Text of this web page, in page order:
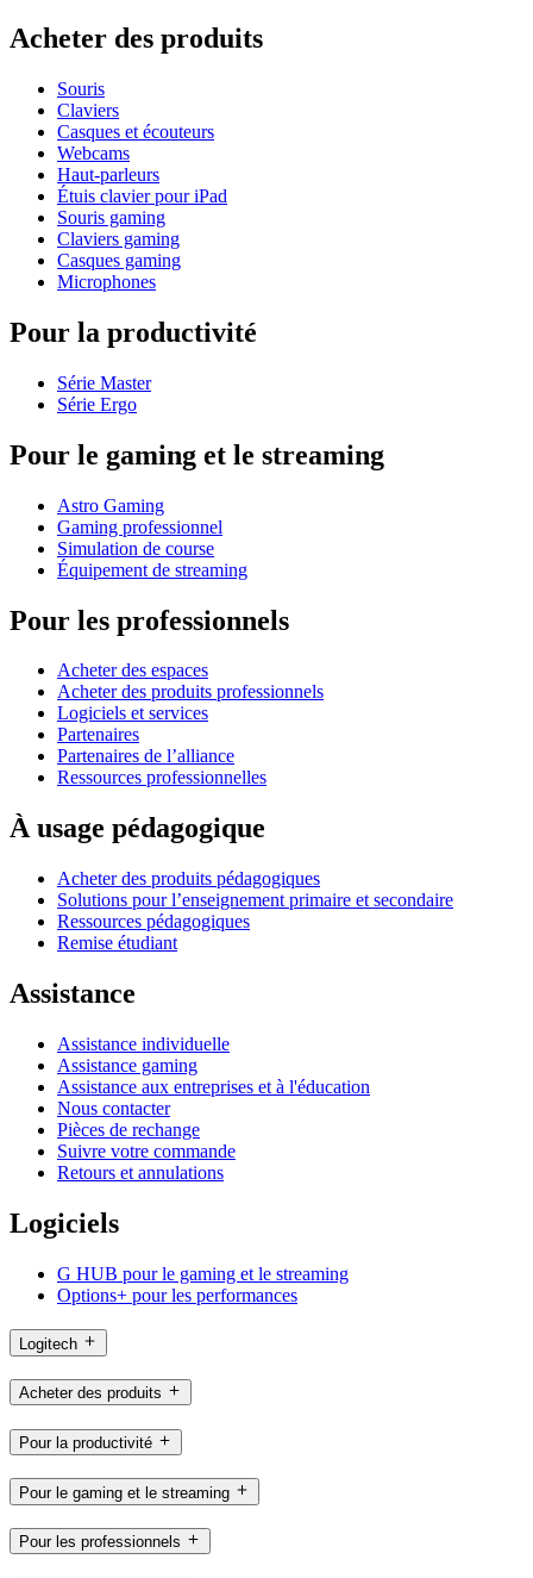
Acheter des produits
Souris
Claviers
Casques et écouteurs
Webcams
Haut-parleurs
Étuis clavier pour iPad
Souris gaming
Claviers gaming
Casques gaming
Microphones
Pour la productivité
Série Master
Série Ergo
Pour le gaming et le streaming
Astro Gaming
Gaming professionnel
Simulation de course
Équipement de streaming
Pour les professionnels
Acheter des espaces
Acheter des produits professionnels
Logiciels et services
Partenaires
Partenaires de l’alliance
Ressources professionnelles
À usage pédagogique
Acheter des produits pédagogiques
Solutions pour l’enseignement primaire et secondaire
Ressources pédagogiques
Remise étudiant
Assistance
Assistance individuelle
Assistance gaming
Assistance aux entreprises et à l'éducation
Nous contacter
Pièces de rechange
Suivre votre commande
Retours et annulations
Logiciels
G HUB pour le gaming et le streaming
Options+ pour les performances
Logitech
Acheter des produits
Pour la productivité
Pour le gaming et le streaming
Pour les professionnels